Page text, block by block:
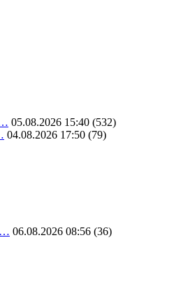
05.08.2026 15:40 (532)
04.08.2026 17:50 (79)
06.08.2026 08:56 (36)